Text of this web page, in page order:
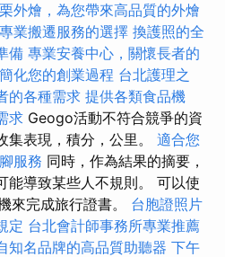
外燴，為您帶來高品質的外燴
業搬遷服務的選擇 換護照的全
備 專業安養中心，關懷長者的
化您的創業過程 台北護理之
的各種需求 提供各類食品機
求 Geogo活動不符合競爭的資
集表現，積分，公里。 適合您
服務 同時，作為結果的摘要，
能導致某些人不規則。 可以使
來完成旅行證書。 台胞證照片
定 台北會計師事務所專業推薦
知名品牌的高品質助聽器 下午